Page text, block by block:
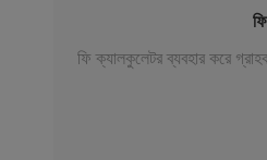
ফি ক্যালকুলেটর ব্যবহার করে